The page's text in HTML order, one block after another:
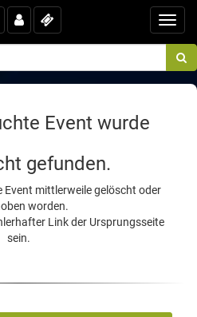
Event wurde
gefunden.
Event mittlerweile gelöscht oder
worden.
Link der Ursprungsseite
sein.